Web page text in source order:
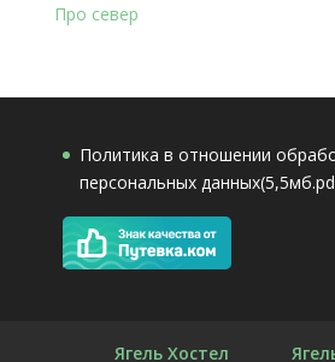
Про север
Политика в отношении
персональных
Ягель Хостел